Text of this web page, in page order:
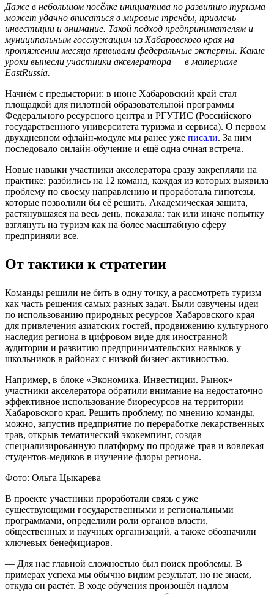
Даже в небольшом посёлке инициатива по развитию туризма
может удачно вписаться в мировые тренды, привлечь
инвестиции и внимание. Такой подход предпринимателям и
муниципальным госслужащим из Хабаровского края на
протяжении месяца прививали федеральные эксперты. Какие
уроки вынесли участники акселератора — в материале
EastRussia.
Начнём с предыстории: в июне Хабаровский край стал
площадкой для пилотной образовательной программы
Федерального ресурсного центра и РГУТИС (Российского
государственного университета туризма и сервиса). О первом
двухдневном офлайн-модуле мы ранее уже писали. За ним
последовало онлайн-обучение и ещё одна очная встреча.
Новые навыки участники акселератора сразу закрепляли на
практике: разбились на 12 команд, каждая из которых выявила
проблему по своему направлению и проработала гипотезы,
которые позволили бы её решить. Академическая защита,
растянувшаяся на весь день, показала: так или иначе попытку
взглянуть на туризм как на более масштабную сферу
предприняли все.
От тактики к стратегии
Команды решили не бить в одну точку, а рассмотреть туризм
как часть решения самых разных задач. Были озвучены идеи
по использованию природных ресурсов Хабаровского края
для привлечения азиатских гостей, продвижению культурного
наследия региона в цифровом виде для иностранной
аудитории и развитию предпринимательских навыков у
школьников в районах с низкой бизнес-активностью.
Например, в блоке «Экономика. Инвестиции. Рынок»
участники акселератора обратили внимание на недостаточно
эффективное использование биоресурсов на территории
Хабаровского края. Решить проблему, по мнению команды,
можно, запустив предприятие по переработке лекарственных
трав, открыв тематический экокемпинг, создав
специализированную платформу по продаже трав и вовлекая
студентов-медиков в изучение флоры региона.
Фото: Ольга Цыкарева
В проекте участники проработали связь с уже
существующими государственными и региональными
программами, определили роли органов власти,
общественных и научных организаций, а также обозначили
ключевых бенефициаров.
— Для нас главной сложностью был поиск проблемы. В
примерах успеха мы обычно видим результат, но не знаем,
откуда он растёт. В ходе обучения произошёл надлом